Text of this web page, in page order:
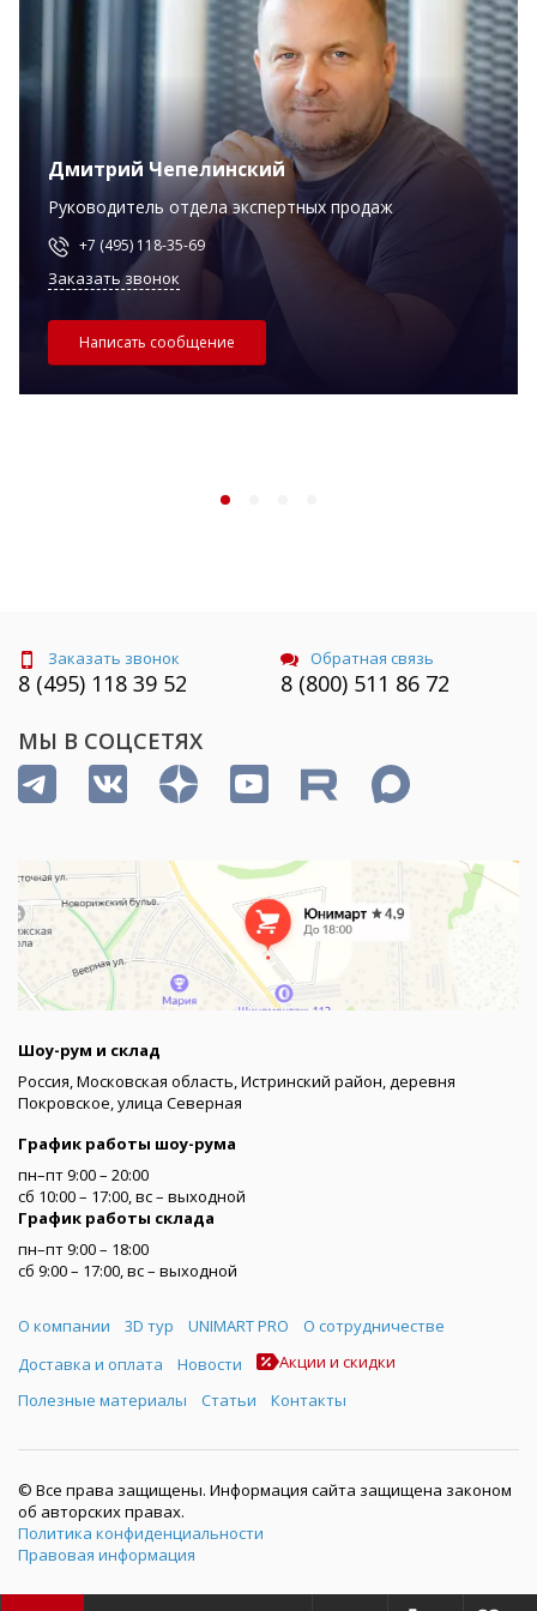
Дмитрий Чепелинский
Руководитель отдела экспертных продаж
+7 (495) 118-35-69
Заказать звонок
Написать сообщение
Заказать звонок
8 (495) 118 39 52
Обратная связь
8 (800) 511 86 72
МЫ В СОЦСЕТЯХ
Шоу-рум и склад
Россия, Московская область, Истринский район, деревня
Покровское, улица Северная
График работы шоу-рума
пн–пт 9:00 – 20:00
сб 10:00 – 17:00, вс – выходной
График работы склада
пн–пт 9:00 – 18:00
сб 9:00 – 17:00, вс – выходной
Меню
О компании 3D тур UNIMART PRO
О сотрудничестве
Доставка и оплата
Новости
Акции и скидки
Полезные материалы
Статьи Контакты
© Все права защищены. Информация сайта защищена законом
об авторских правах.
Политика конфиденциальности
Правовая информация